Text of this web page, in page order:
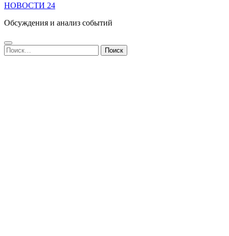
НОВОСТИ 24
Обсуждения и анализ событий
Найти: